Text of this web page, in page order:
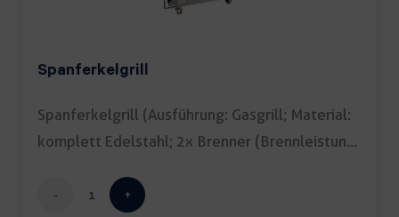
Spanferkelgrill
Spanferkelgrill (Ausführung: Gasgrill; Material:
komplett Edelstahl; 2x Brenner (Brennleistung:
Spanferkelgrill